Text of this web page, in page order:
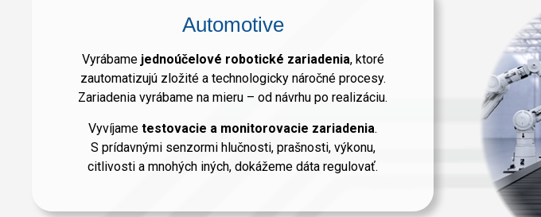
Automotive
Vyrábame jednoúčelové robotické zariadenia, ktoré
zautomatizujú zložité a technologicky náročné procesy.
Zariadenia vyrábame na mieru – od návrhu po realizáciu.
Vyvíjame testovacie a monitorovacie zariadenia.
S prídavnými senzormi hlučnosti, prašnosti, výkonu,
citlivosti a mnohých iných, dokážeme dáta regulovať.